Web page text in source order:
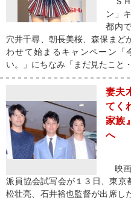
ン」
都内
穴井千尋、朝長美桜、森保ま
わせて始まるキャンペーン「
い。」にちなみ「まだ見たこと
妻夫
てく
家族
へ
映画
派員協会試写会が１３日、東京
松壮亮、石井裕也監督が出席